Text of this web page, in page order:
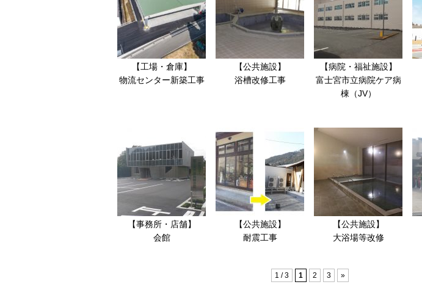
【工場・倉庫】
物流センター新築工事
【公共施設】
浴槽改修工事
【病院・福祉施設】
富士宮市立病院ケア病
棟（JV）
【事務所・店舗】
会館
【公共施設】
耐震工事
【公共施設】
大浴場等改修
1 / 3 1 2 3 »